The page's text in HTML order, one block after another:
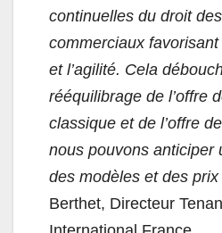
continuelles du droit
commerciaux
et l’agilité. Cela
rééquilibrage de l’offre
classique et de l’offre
nous pouvons anticiper
des modèles et des prix
Berthet, Directeur